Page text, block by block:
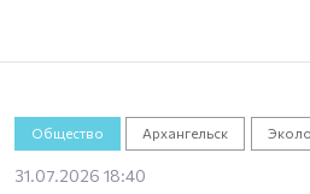
Общество Архангельск
31.07.2026 18:40